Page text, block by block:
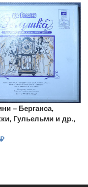
– Берганса,
Гульельми и др.,
₽